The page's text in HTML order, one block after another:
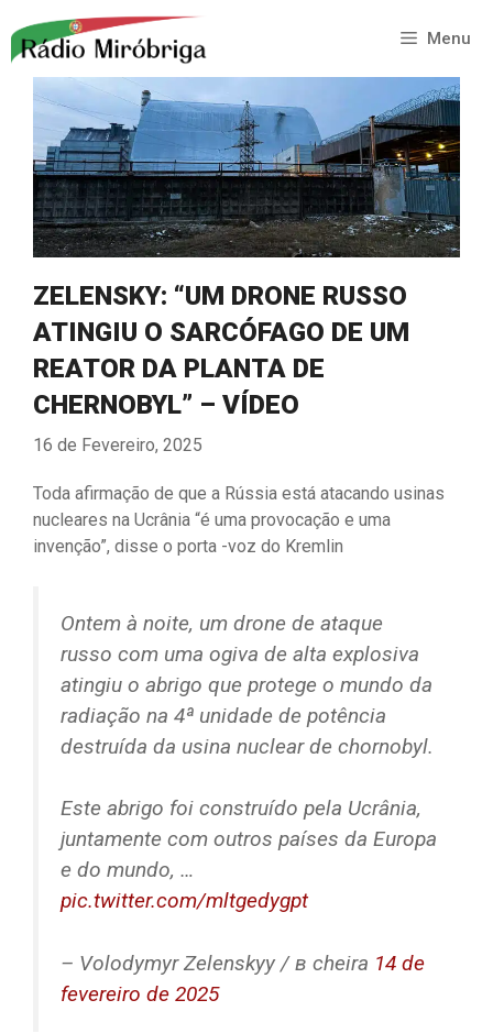
para
conteúdo
Menu
ZELENSKY: “UM DRONE RUSSO
ATINGIU O SARCÓFAGO DE UM
REATOR DA PLANTA DE
CHERNOBYL” – VÍDEO
16 de Fevereiro, 2025
Toda afirmação de que a Rússia está atacando usinas
nucleares na Ucrânia “é uma provocação e uma
invenção”, disse o porta -voz do Kremlin
Ontem à noite, um drone de ataque
russo com uma ogiva de alta explosiva
atingiu o abrigo que protege o mundo da
radiação na 4ª unidade de potência
destruída da usina nuclear de chornobyl.
Este abrigo foi construído pela Ucrânia,
juntamente com outros países da Europa
e do mundo, …
pic.twitter.com/mltgedygpt
– Volodymyr Zelenskyy / в cheira 14 de
fevereiro de 2025